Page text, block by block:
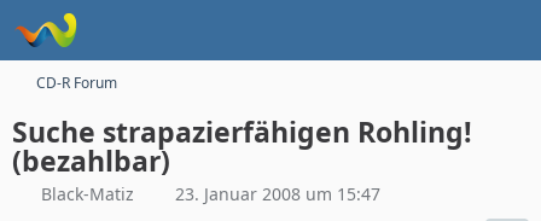
CD-R Forum
Suche strapazierfähigen Rohling!
(bezahlbar)
Black-Matiz 23. Januar 2008 um 15:47